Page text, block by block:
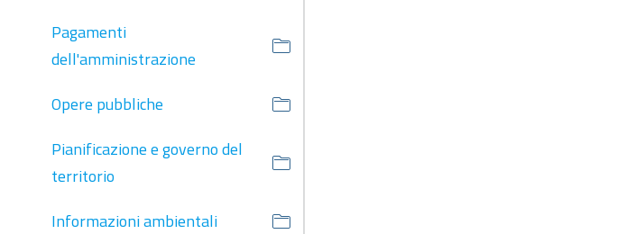
Pagamenti
dell'amministrazione
Opere pubbliche
Pianificazione e governo del
territorio
Informazioni ambientali